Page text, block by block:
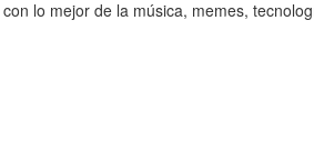
lo mejor de la música, memes,